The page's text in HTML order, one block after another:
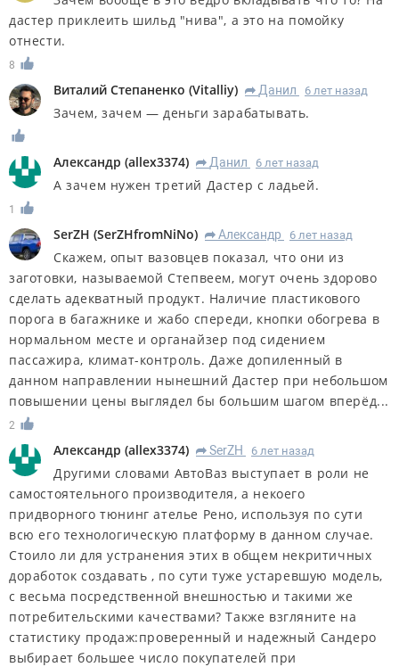
дастер приклеить шильд "нива", а это на помойку
отнести.
8
Виталий Степаненко (Vitalliy) R Данил 6 лет назад
Зачем, зачем — деньги зарабатывать.
Александр (allex3374) R Данил 6 лет назад
А зачем нужен третий Дастер с ладьей.
1
SerZH (SerZHfromNiNo) R Александр 6 лет назад
Скажем, опыт вазовцев показал, что они из
заготовки, называемой Степвеем, могут очень здорово
сделать адекватный продукт. Наличие пластикового
порога в багажнике и жабо спереди, кнопки обогрева в
нормальном месте и органайзер под сидением
пассажира, климат-контроль. Даже допиленный в
данном направлении нынешний Дастер при небольшом
повышении цены выглядел бы большим шагом вперёд...
2
Александр (allex3374) R SerZH 6 лет назад
Другими словами АвтоВаз выступает в роли не
самостоятельного производителя, а некоего
придворного тюнинг ателье Рено, используя по сути
всю его технологическую платформу в данном случае.
Стоило ли для устранения этих в общем некритичных
доработок создавать , по сути туже устаревшую модель,
с весьма посредственной внешностью и такими же
потребительскими качествами? Также взгляните на
статистику продаж:проверенный и надежный Сандеро
выбирает большее число покупателей при